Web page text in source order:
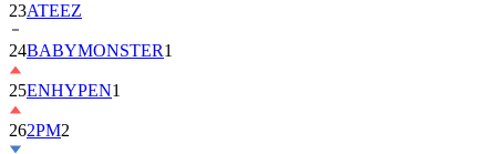
23ATEEZ
24BABYMONSTER1
25ENHYPEN1
262PM2